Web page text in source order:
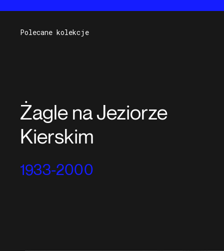
Polecane kolekcje
Żagle na Jeziorze
Kierskim
1933-2000